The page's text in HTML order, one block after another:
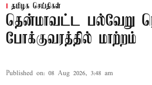
தமிழக செய்திகள்
தென்மாவட்ட பல்வேறு
போக்குவரத்தில் மாற்றம்
Published on: 08 Aug 2026, 3:48 am